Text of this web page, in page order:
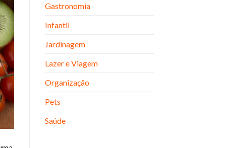
Gastronomia
Infantil
Jardinagem
Lazer e Viagem
Organização
Pets
Saúde